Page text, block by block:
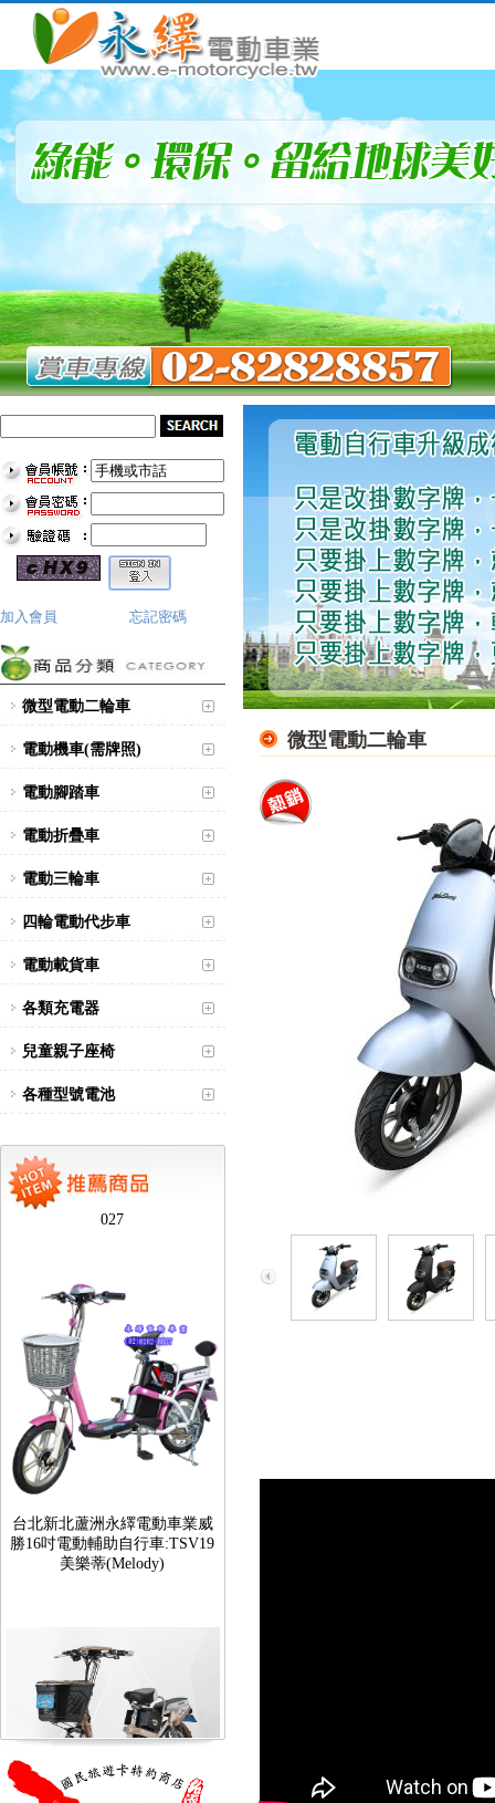
加入會員 忘記密碼
微型電動二輪車
電動機車(需牌照)
電動腳踏車
電動折疊車
電動三輪車
四輪電動代步車
電動載貨車
各類充電器
兒童親子座椅
各種型號電池
馬18吋電動輔助自行車 CHT-
台北新北蘆洲永繹電動車業威
勝16吋電動輔助自行車:TSV19
台北新北蘆洲永繹電動車可愛
微型電動二輪車